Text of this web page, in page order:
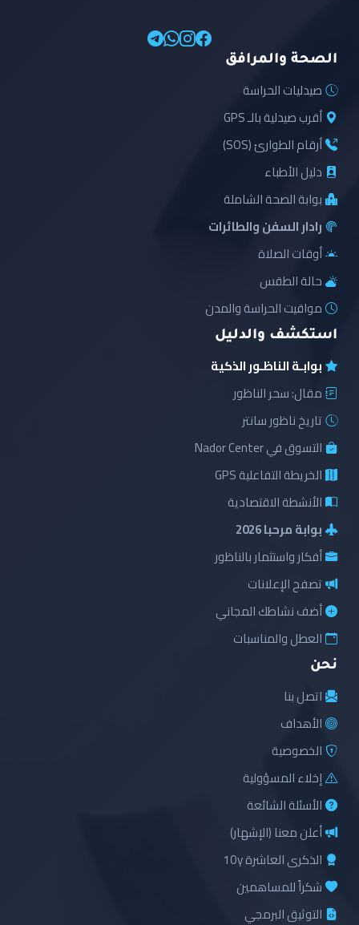
الصحة والمرافق
صيدليات الحراسة
أقرب صيدلية بالـ GPS
أرقام الطوارئ (SOS)
دليل الأطباء
بوابة الصحة الشاملة
رادار السفن والطائرات
أوقات الصلاة
حالة الطقس
مواقيت الحراسة والمدن
استكشف والدليل
بوابـة الناظـور الذكية
مقال: سحر الناظور
تاريخ ناظور سانتر
التسوق في Nador Center
الخريطة التفاعلية GPS
الأنشطة الاقتصادية
بوابة مرحبا 2026
أفكار واستثمار بالناظور
تصفح الإعلانات
أضف نشاطك المجاني
العطل والمناسبات
نحن
اتصل بنا
الأهداف
الخصوصية
إخلاء المسؤولية
الأسئلة الشائعة
أعلن معنا (الإشهار)
الذكرى العاشرة 10y
شكراً للمساهمين
التوثيق البرمجي